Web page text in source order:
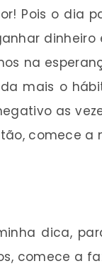
Pois o dia
na
mais o
as
comece a
dica,
comece a